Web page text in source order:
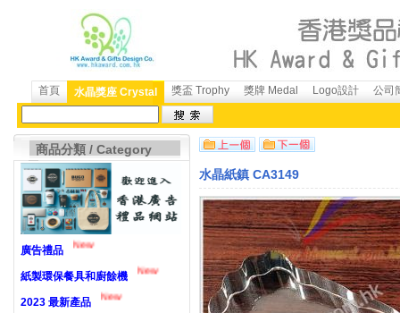
首頁 水晶獎座 Crystal 獎盃 Trophy 獎牌 Medal Logo設計 公司
商品分類 / Category
廣告禮品 New
紙製環保餐具和廚餘機 New
2023 最新產品
New
水晶紙鎮 CA3149